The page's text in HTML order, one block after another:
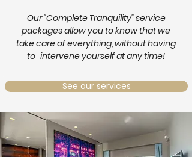
Our "Complete Tranquility" service
packages allow you to know that we
take care of everything, without having
to intervene yourself at any time!
See our services